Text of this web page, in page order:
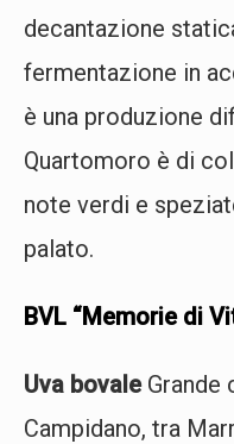
decantazione
fermentazione in
è una produzione
Quartomoro è di
note verdi e
palato.
BVL “Memorie di
Uva bovaleGrande
Campidano, tra